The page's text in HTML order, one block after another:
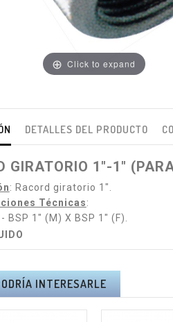
Click to expand
DETALLES DEL PRODUCTO
GIRATORIO 1"-1"
: Racord giratorio 1".
Técnicas:
(M) X BSP 1" (F).
INTERESARLE